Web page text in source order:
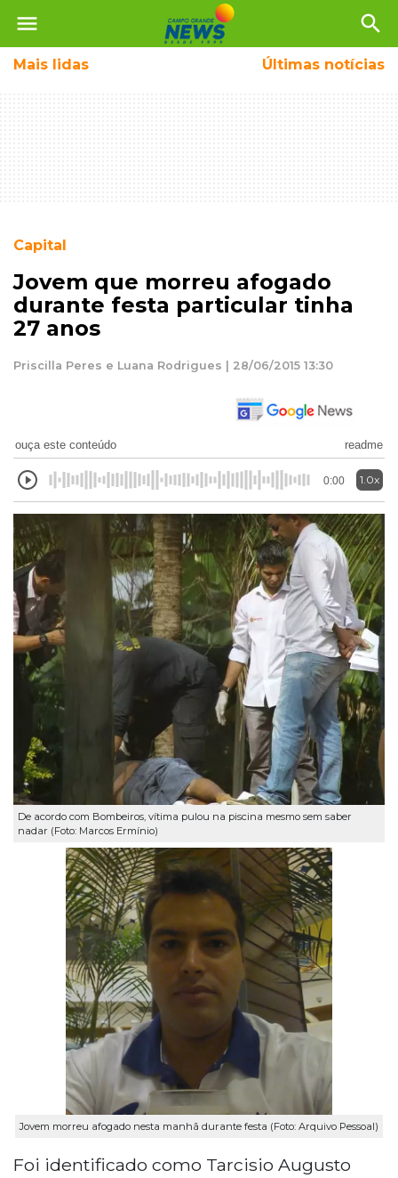
menu search
Mais lidas Últimas notícias
Capital
Jovem que morreu afogado
durante festa particular tinha
27 anos
Priscilla Peres e Luana Rodrigues | 28/06/2015 13:30
ouça este conteúdo readme
0:00 1.0x
De acordo com Bombeiros, vítima pulou na piscina mesmo sem saber
nadar (Foto: Marcos Ermínio)
Jovem morreu afogado nesta manhã durante festa (Foto: Arquivo Pessoal)
Foi identificado como Tarcisio Augusto